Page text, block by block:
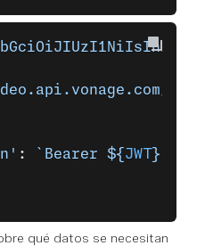
: `Bearer ${ JWT}`
qué datos se necesitan